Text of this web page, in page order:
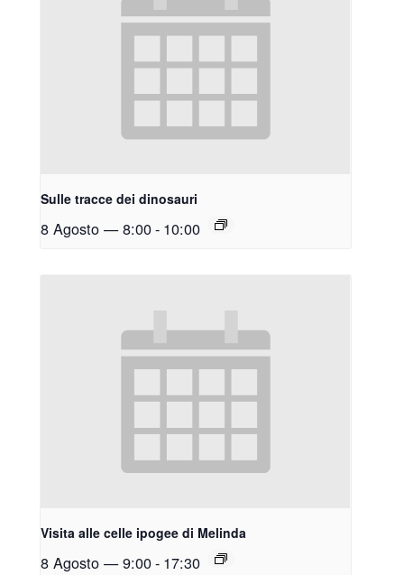
Sulle tracce dei dinosauri
8 Agosto — 8:00- 10:00
Visita alle celle ipogee di Melinda
8 Agosto — 9:00- 17:30